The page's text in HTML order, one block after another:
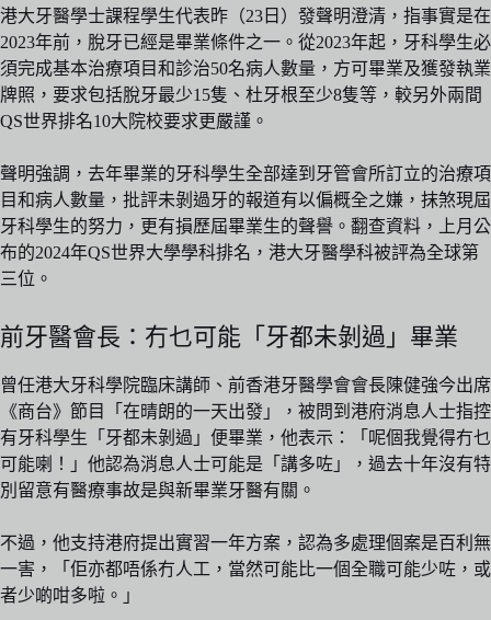
港大牙醫學士課程學生代表昨（23日）發聲明澄清，指事實是在
2023年前，脫牙已經是畢業條件之一。從2023年起，牙科學生必
須完成基本治療項目和診治50名病人數量，方可畢業及獲發執業
牌照，要求包括脫牙最少15隻、杜牙根至少8隻等，較另外兩間
QS世界排名10大院校要求更嚴謹。
聲明強調，去年畢業的牙科學生全部達到牙管會所訂立的治療項
目和病人數量，批評未剝過牙的報道有以偏概全之嫌，抹煞現屆
牙科學生的努力，更有損歷屆畢業生的聲譽。翻查資料，上月公
布的2024年QS世界大學學科排名，港大牙醫學科被評為全球第
三位。
前牙醫會長：冇乜可能「牙都未剝過」畢業
曾任港大牙科學院臨床講師、前香港牙醫學會會長陳健強今出席
《商台》節目「在晴朗的一天出發」，被問到港府消息人士指控
有牙科學生「牙都未剝過」便畢業，他表示：「呢個我覺得冇乜
可能喇！」他認為消息人士可能是「講多咗」，過去十年沒有特
別留意有醫療事故是與新畢業牙醫有關。
不過，他支持港府提出實習一年方案，認為多處理個案是百利無
一害，「佢亦都唔係冇人工，當然可能比一個全職可能少咗，或
者少啲咁多啦。」